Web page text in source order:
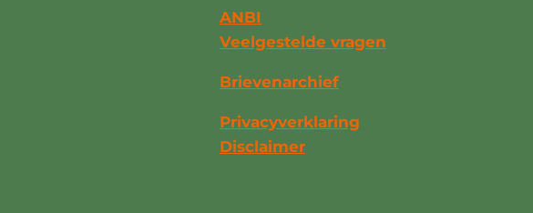
ANBI
Veelgestelde vragen
Brievenarchief
Privacyverklaring
Disclaimer